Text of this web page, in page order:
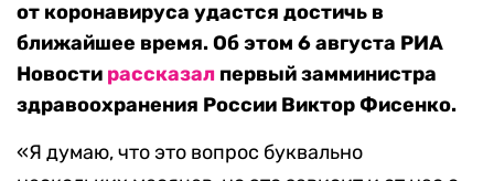
от коронавируса удастся достичь в
ближайшее время. Об этом 6 августа РИА
Новости рассказал первый замминистра
здравоохранения России Виктор Фисенко.
«Я думаю, что это вопрос буквально